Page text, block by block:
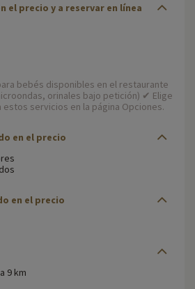
el precio y a reservar en línea
bebés disponibles en el restaurante
orinales bajo petición) ✔ Elige
servicios en la página Opciones.
en el precio
en el precio
9 km